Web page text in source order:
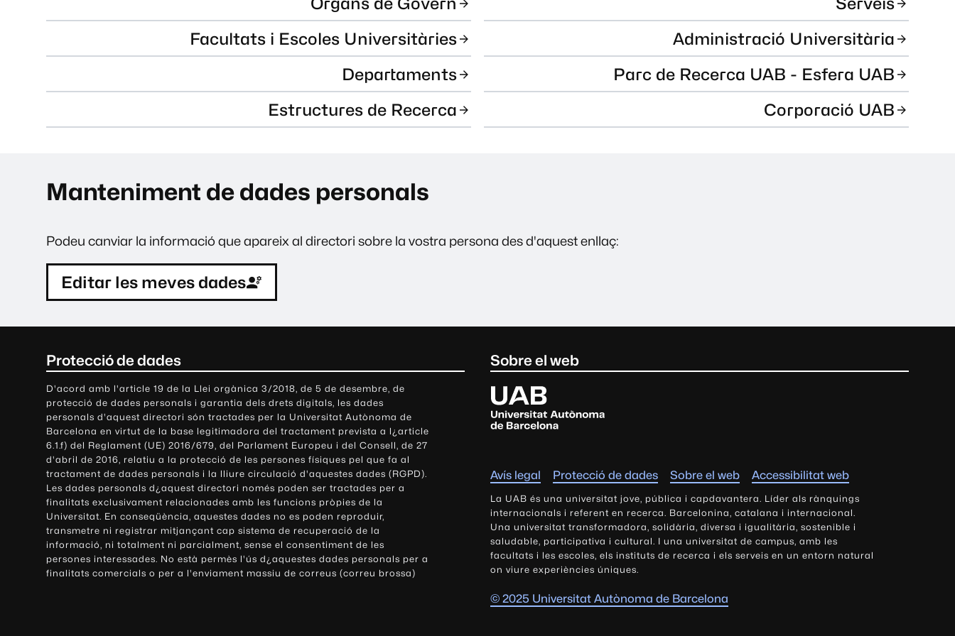
Facultats i Escoles Universitàries
Departaments
Estructures de Recerca
Administració Universitària
Parc de Recerca UAB - Esfera UAB
Corporació UAB
Manteniment de dades personals
Podeu canviar la informació que apareix al directori sobre la vostra persona des d'aquest enllaç:
Editar les meves dades
Protecció de dades
D'acord amb l'article 19 de la Llei orgànica 3/2018, de 5 de desembre, de
protecció de dades personals i garantia dels drets digitals, les dades
personals d'aquest directori són tractades per la Universitat Autònoma de
Barcelona en virtut de la base legitimadora del tractament prevista a l¿article
6.1.f) del Reglament (UE) 2016/679, del Parlament Europeu i del Consell, de 27
d'abril de 2016, relatiu a la protecció de les persones físiques pel que fa al
tractament de dades personals i la lliure circulació d'aquestes dades (RGPD).
Les dades personals d¿aquest directori només poden ser tractades per a
finalitats exclusivament relacionades amb les funcions pròpies de la
Universitat. En conseqüència, aquestes dades no es poden reproduir,
transmetre ni registrar mitjançant cap sistema de recuperació de la
informació, ni totalment ni parcialment, sense el consentiment de les
persones interessades. No està permès l'ús d¿aquestes dades personals per a
finalitats comercials o per a l'enviament massiu de correus (correu brossa)
Sobre el web
U
n
i
s
i
t
a
t
A
u
t
ò
Avís legal Protecció de dades Sobre el web Accessibilitat web
La UAB és una universitat jove, pública i capdavantera. Líder als rànquings
internacionals i referent en recerca. Barcelonina, catalana i internacional.
Una universitat transformadora, solidària, diversa i igualitària, sostenible i
saludable, participativa i cultural. I una universitat de campus, amb les
facultats i les escoles, els instituts de recerca i els serveis en un entorn natural
on viure experiències úniques.
© 2025 Universitat Autònoma de Barcelona